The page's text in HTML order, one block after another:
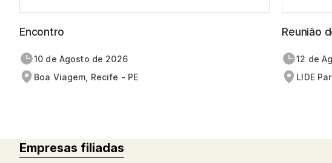
Encontro
10 de agosto de 2026
Boa Viagem, Recife - PE
Reunião
12 de
LIDE
Empresas filiadas